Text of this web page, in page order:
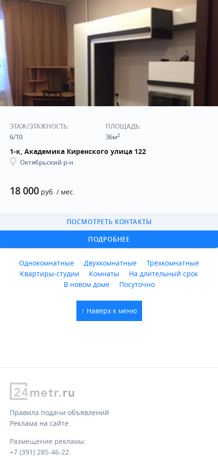
18 000 руб. / мес.
1-к, Академика Киренского улица 122
Октябрьский р-н
ПОДРОБНЕЕ
ПОСМОТРЕТЬ КОНТАКТЫ
ЭТАЖ/ЭТАЖНОСТЬ:
6/10
ПЛОЩАДЬ:
36м2
Однокомнатные Двухкомнатные
Трёхкомнатные
Квартиры-студии
Комнаты
На длительный срок
В новом доме
Посуточно
↑ Наверх к меню
Правила подачи объявлений
Реклама на сайте
Размещение рекламы:
+7 (391) 285-46-22